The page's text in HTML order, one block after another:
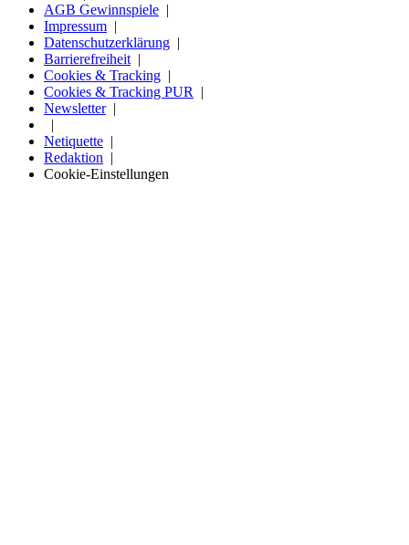
AGB Gewinnspiele
Impressum
Datenschutzerklärung
Barrierefreiheit
Cookies & Tracking
Cookies & Tracking PUR
Newsletter
Netiquette
Redaktion
Cookie-Einstellungen